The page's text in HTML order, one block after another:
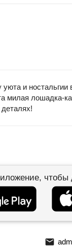
и
лошадка-
чтобы
email